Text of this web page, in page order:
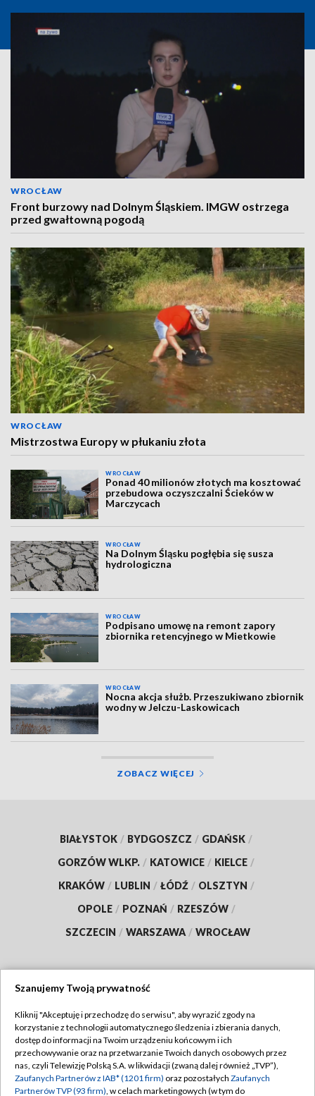
WROCŁAW
Front burzowy nad Dolnym Śląskiem. IMGW ostrzega
przed gwałtowną pogodą
WROCŁAW
Mistrzostwa Europy w płukaniu złota
WROCŁAW
Ponad 40 milionów złotych ma kosztować
przebudowa oczyszczalni Ścieków w
Marczycach
WROCŁAW
Na Dolnym Śląsku pogłębia się susza
hydrologiczna
WROCŁAW
Podpisano umowę na remont zapory
zbiornika retencyjnego w Mietkowie
WROCŁAW
Nocna akcja służb. Przeszukiwano zbiornik
wodny w Jelczu-Laskowicach
ZOBACZ WIĘCEJ
BIAŁYSTOK / BYDGOSZCZ / GDAŃSK /
GORZÓW WLKP. / KATOWICE / KIELCE /
KRAKÓW / LUBLIN / ŁÓDŹ / OLSZTYN /
OPOLE / POZNAŃ / RZESZÓW /
SZCZECIN / WARSZAWA / WROCŁAW
TVP
Abonament TVP
Emisja w TVP
Regulamin TVP
Polityka prywatności
Szanujemy Twoją prywatność
Kliknij "Akceptuję i przechodzę do serwisu", aby wyrazić zgody na
korzystanie z technologii automatycznego śledzenia i zbierania danych,
dostęp do informacji na Twoim urządzeniu końcowym i ich
przechowywanie oraz na przetwarzanie Twoich danych osobowych przez
nas, czyli Telewizję Polską S.A. w likwidacji (zwaną dalej również „TVP”),
Zaufanych Partnerów z IAB* (1201 firm) oraz pozostałych Zaufanych
Partnerów TVP (93 firm), w celach marketingowych (w tym do